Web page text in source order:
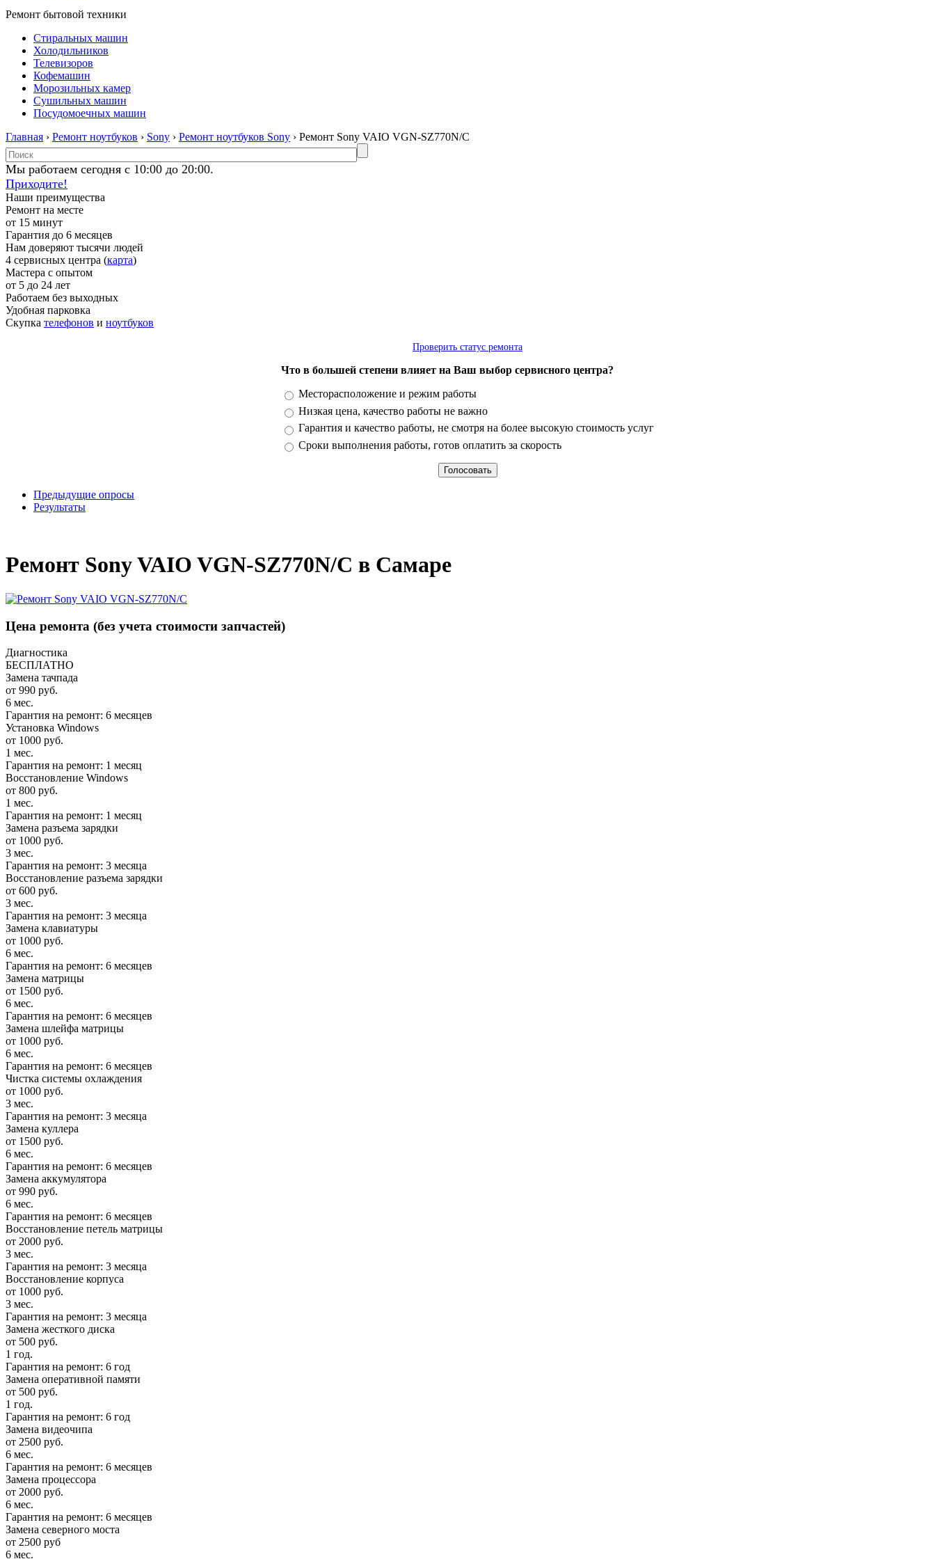
Ремонт бытовой техники
Стиральных машин
Холодильников
Телевизоров
Кофемашин
Морозильных камер
Сушильных машин
Посудомоечных машин
Главная › Ремонт ноутбуков › Sony › Ремонт ноутбуков Sony › Ремонт Sony VAIO VGN-SZ770N/C
Мы работаем сегодня с 10:00 до 20:00.
Приходите!
Наши преимущества
Ремонт на месте
от 15 минут
Гарантия до 6 месяцев
Нам доверяют тысячи людей
4 сервисных центра (карта)
Мастера с опытом
от 5 до 24 лет
Работаем без выходных
Удобная парковка
Скупка телефонов и ноутбуков
Проверить статус ремонта
Что в большей степени влияет на Ваш выбор сервисного центра?
Варианты
Месторасположение и режим работы
Низкая цена, качество работы не важно
Гарантия и качество работы, не смотря на более высокую стоимость услуг
Сроки выполнения работы, готов оплатить за скорость
Предыдущие опросы
Результаты
Ремонт Sony VAIO VGN-SZ770N/C в Самаре
Цена ремонта (без учета стоимости запчастей)
Диагностика
БЕСПЛАТНО
Замена тачпада
от 990 руб.
6 мес.
Гарантия на ремонт: 6 месяцев
Установка Windows
от 1000 руб.
1 мес.
Гарантия на ремонт: 1 месяц
Восстановление Windows
от 800 руб.
1 мес.
Гарантия на ремонт: 1 месяц
Замена разъема зарядки
от 1000 руб.
3 мес.
Гарантия на ремонт: 3 месяца
Восстановление разъема зарядки
от 600 руб.
3 мес.
Гарантия на ремонт: 3 месяца
Замена клавиатуры
от 1000 руб.
6 мес.
Гарантия на ремонт: 6 месяцев
Замена матрицы
от 1500 руб.
6 мес.
Гарантия на ремонт: 6 месяцев
Замена шлейфа матрицы
от 1000 руб.
6 мес.
Гарантия на ремонт: 6 месяцев
Чистка системы охлаждения
от 1000 руб.
3 мес.
Гарантия на ремонт: 3 месяца
Замена куллера
от 1500 руб.
6 мес.
Гарантия на ремонт: 6 месяцев
Замена аккумулятора
от 990 руб.
6 мес.
Гарантия на ремонт: 6 месяцев
Восстановление петель матрицы
от 2000 руб.
3 мес.
Гарантия на ремонт: 3 месяца
Восстановление корпуса
от 1000 руб.
3 мес.
Гарантия на ремонт: 3 месяца
Замена жесткого диска
от 500 руб.
1 год.
Гарантия на ремонт: 6 год
Замена оперативной памяти
от 500 руб.
1 год.
Гарантия на ремонт: 6 год
Замена видеочипа
от 2500 руб.
6 мес.
Гарантия на ремонт: 6 месяцев
Замена процессора
от 2000 руб.
6 мес.
Гарантия на ремонт: 6 месяцев
Замена северного моста
от 2500 руб
6 мес.